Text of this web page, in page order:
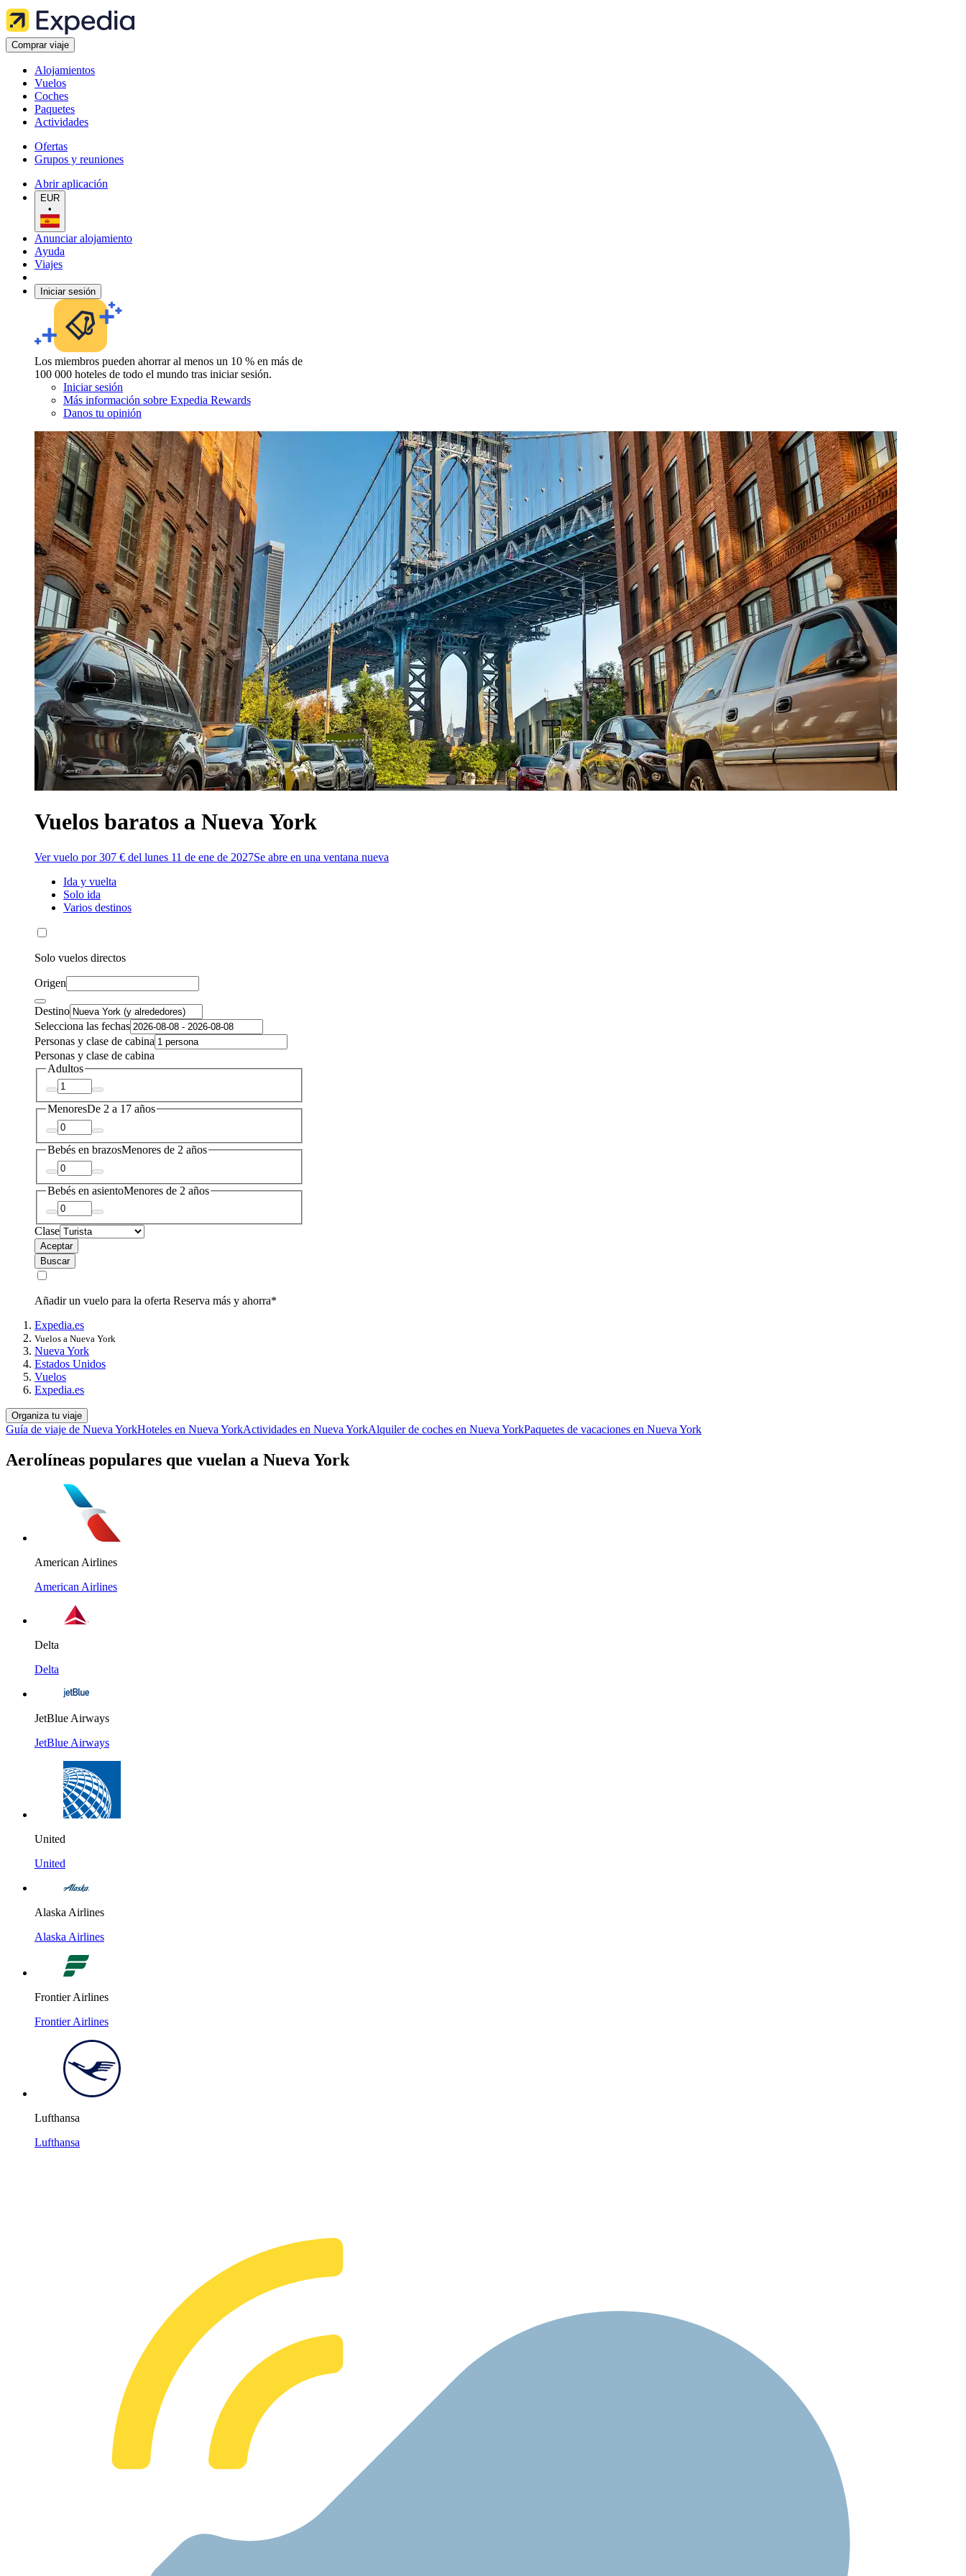
Comprar viaje
Alojamientos
Vuelos
Coches
Paquetes
Actividades
Ofertas
Grupos y reuniones
Abrir aplicación
EUR
•
Anunciar alojamiento
Ayuda
Viajes
Iniciar sesión
Los miembros pueden ahorrar al menos un 10 % en más de
100 000 hoteles de todo el mundo tras iniciar sesión.
Iniciar sesión
Más información sobre Expedia Rewards
Danos tu opinión
Vuelos baratos a Nueva York
Ver vuelo por 307 € del lunes 11 de ene de 2027Se abre en una ventana nueva
Ida y vuelta
Solo ida
Varios destinos
Solo vuelos directos
Origen
Destino
Selecciona las fechas
Personas y clase de cabina
Personas y clase de cabina
Adultos
MenoresDe 2 a 17 años
Bebés en brazosMenores de 2 años
Bebés en asientoMenores de 2 años
Clase
Aceptar
Buscar
Añadir un vuelo para la oferta Reserva más y ahorra*
Expedia.es
Vuelos a Nueva York
Nueva York
Estados Unidos
Vuelos
Expedia.es
Organiza tu viaje
Guía de viaje de Nueva YorkHoteles en Nueva YorkActividades en Nueva YorkAlquiler de coches en Nueva YorkPaquetes de vacaciones en Nueva York
Aerolíneas populares que vuelan a Nueva York
American Airlines
American Airlines
Delta
Delta
JetBlue Airways
JetBlue Airways
United
United
Alaska Airlines
Alaska Airlines
Frontier Airlines
Frontier Airlines
Lufthansa
Lufthansa